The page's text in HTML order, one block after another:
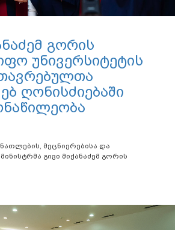
გორის
უნივერსიტეტის
ღონისძიებაში
მეცნიერებისა და
გივი მიქანაძემ გორის